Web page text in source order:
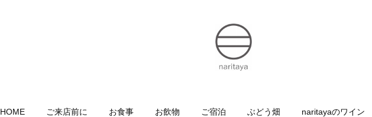
HOME ご来店前に お食事 お飲物 ご宿泊 ぶどう畑 naritayaのワイン